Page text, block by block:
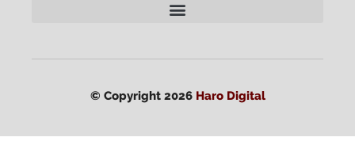
© Copyright 2026 Haro Digital